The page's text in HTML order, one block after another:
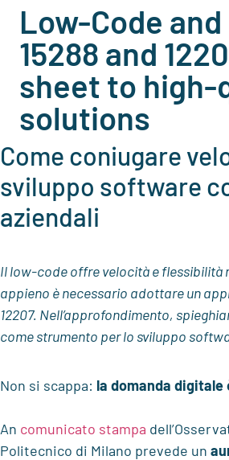
Low-Code
15288 and
sheet to
solutions
Come coniugare
sviluppo software
aziendali
Il low-code offre velocità e
appieno è necessario adottare un
12207. Nell’approfondimento,
come strumento per lo sviluppo
Non si scappa: la domanda digitale
An comunicato stampa
Politecnico di Milano prevede un